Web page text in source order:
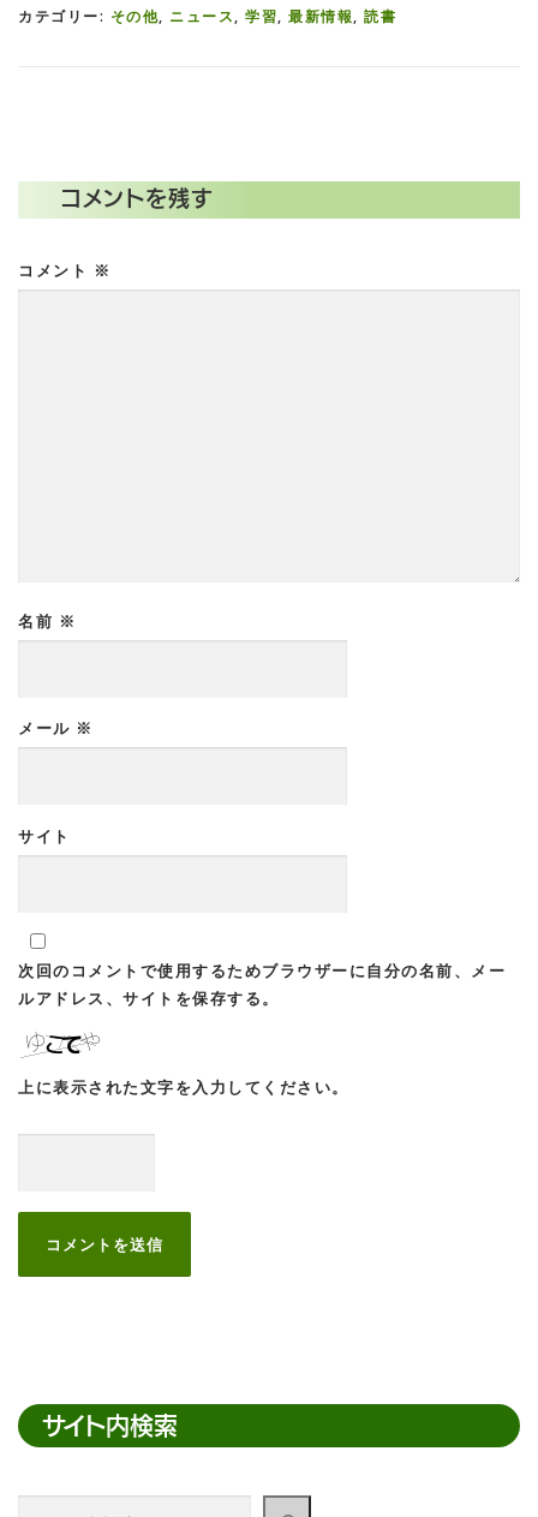
カテゴリー: その他, ニュース, 学習, 最新情報, 読書
コメントを残す
コメント ※
名前 ※
メール ※
サイト
次回のコメントで使用するためブラウザーに自分の名前、メー
ルアドレス、サイトを保存する。
上に表示された文字を入力してください。
サイト内検索